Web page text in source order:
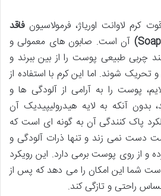
کرم لاوانت اوریاژ، فرمولاسیونفاقد
آن است. صابون های معمولی و
چربی طبیعی پوست را از بین ببرند و
شوند. اما این کرم با استفاده از
پوست را به آرامی از آلودگی ها و
آنکه به لایه هیدرولیپیدیک آن
پاک کنندگی آن به گونه ای است که
دست نمی زند و تنها ذرات آلودگی و
و از روی پوست برمی دارد. این رویکرد
شما این امکان را می دهد که پس از
راحتی و تازگی کند.